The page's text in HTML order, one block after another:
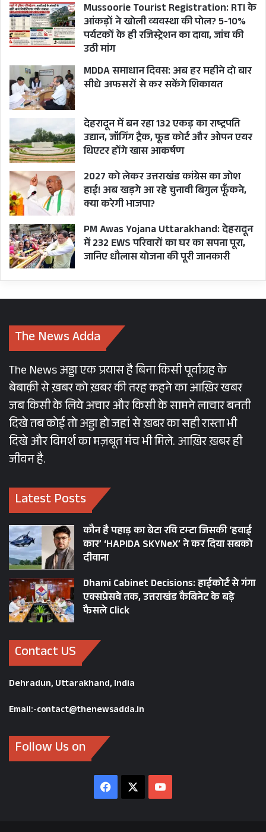
Mussoorie Tourist Registration: RTI के
आंकड़ों ने खोली व्यवस्था की पोल? 5-10%
पर्यटकों के ही रजिस्ट्रेशन का दावा, जांच की
उठी मांग
MDDA समाधान दिवस: अब हर महीने दो बार
सीधे अफसरों से कर सकेंगे शिकायत
देहरादून में बन रहा 132 एकड़ का राष्ट्रपति
उद्यान, जॉगिंग ट्रैक, फूड कोर्ट और ओपन एयर
थिएटर होंगे खास आकर्षण
2027 को लेकर उत्तराखंड कांग्रेस का जोश
हाई! अब खड़गे आ रहे चुनावी बिगुल फूँकने,
क्या करेगी भाजपा?
PM Awas Yojana Uttarakhand: देहरादून
में 232 EWS परिवारों का घर का सपना पूरा,
जानिए धौलास योजना की पूरी जानकारी
The News Adda
The News अड्डा एक प्रयास है बिना किसी पूर्वाग्रह के
बेबाक़ी से ख़बर को ख़बर की तरह कहने का आख़िर खबर
जब किसी के लिये अचार और किसी के सामने लाचार बनती
दिखे तब कोई तो अड्डा हो जहां से ख़बर का सही रास्ता भी
दिखे और विमर्श का मज़बूत मंच भी मिले. आख़िर ख़बर ही
जीवन है.
Latest Posts
कौन है पहाड़ का बेटा रवि टम्टा जिसकी ‘हवाई
कार’ ‘HAPIDA SKYNeX’ ने कर दिया सबको
दीवाना
Dhami Cabinet Decisions: हाईकोर्ट से गंगा
एक्सप्रेसवे तक, उत्तराखंड कैबिनेट के बड़े
फैसले Click
Contact US
Dehradun, Uttarakhand, India
Email:-contact@thenewsadda.in
Follow Us on
Facebook YouTube